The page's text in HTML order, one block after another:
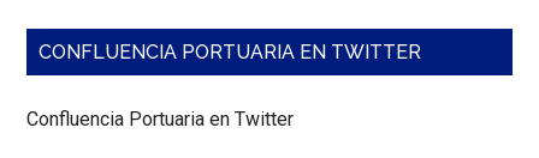
CONFLUENCIA PORTUARIA EN TWITTER
Confluencia Portuaria en Twitter